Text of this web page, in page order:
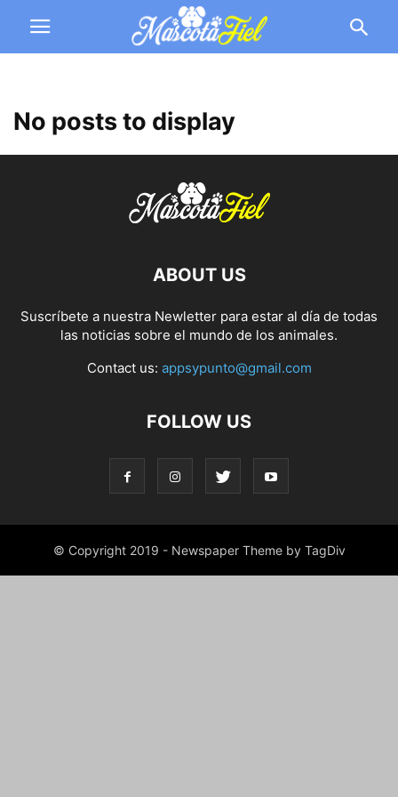
No posts to display
ABOUT US
Suscríbete a nuestra Newletter para estar al día de todas
las noticias sobre el mundo de los animales.
Contact us: appsypunto@gmail.com
FOLLOW US
© Copyright 2019 - Newspaper Theme by TagDiv